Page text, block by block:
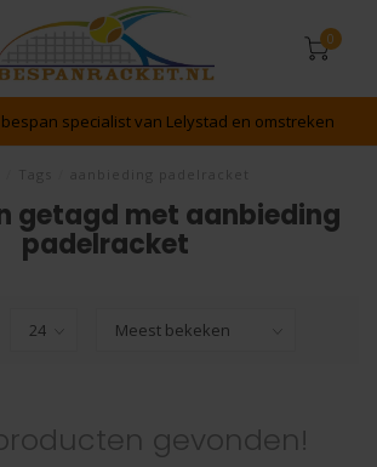
0
specialist van Lelystad en omstreken
getagd met aanbieding
padelracket
gevonden!